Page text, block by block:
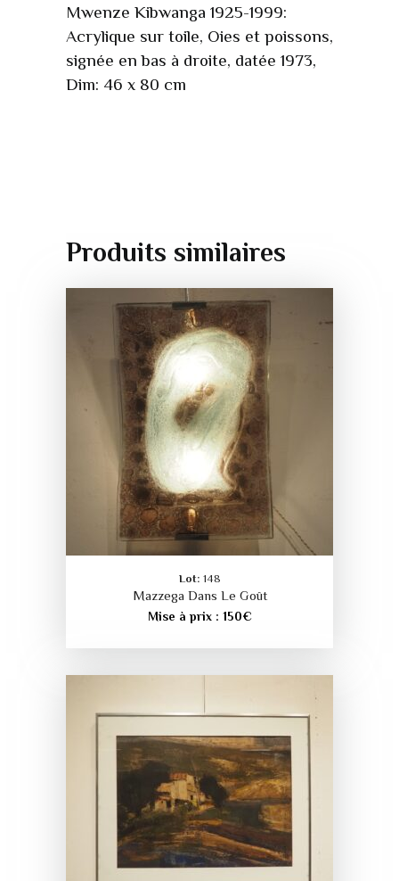
Mwenze Kibwanga 1925-1999:
Acrylique sur toile, Oies et poissons,
signée en bas à droite, datée 1973,
Dim: 46 x 80 cm
Produits similaires
Lot: 148
Mazzega Dans Le Goût
Mise à prix : 150€